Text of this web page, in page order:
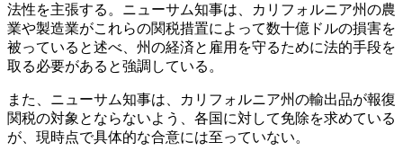
法性を主張する。​ニューサム知事は、カリフォルニア州の農
業や製造業がこれらの関税措置によって数十億ドルの損害を
被っていると述べ、州の経済と雇用を守るために法的手段を
取る必要があると強調している。​
また、ニューサム知事は、カリフォルニア州の輸出品が報復
関税の対象とならないよう、各国に対して免除を求めている
が、現時点で具体的な合意には至っていない。